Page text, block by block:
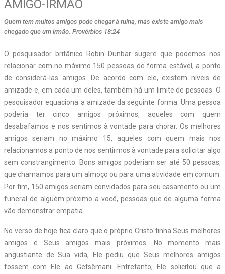
AMIGO-IRMÃO
Quem tem muitos amigos pode chegar à ruína, mas existe amigo mais
chegado que um irmão. Provérbios 18:24
O pesquisador britânico Robin Dunbar sugere que podemos nos
relacionar com no máximo 150 pessoas de forma estável, a ponto
de considerá-las amigos. De acordo com ele, existem níveis de
amizade e, em cada um deles, também há um limite de pessoas. O
pesquisador equaciona a amizade da seguinte forma: Uma pessoa
poderia ter cinco amigos próximos, aqueles com quem
desabafamos e nos sentimos à vontade para chorar. Os melhores
amigos seriam no máximo 15, aqueles com quem mais nos
relacionamos a ponto de nos sentirmos à vontade para solicitar algo
sem constrangimento. Bons amigos poderiam ser até 50 pessoas,
que chamamos para um almoço ou para uma atividade em comum.
Por fim, 150 amigos seriam convidados para seu casamento ou um
funeral de alguém próximo a você, pessoas que de alguma forma
vão demonstrar empatia.
No verso de hoje fica claro que o próprio Cristo tinha Seus melhores
amigos e Seus amigos mais próximos. No momento mais
angustiante de Sua vida, Ele pediu que Seus melhores amigos
fossem com Ele ao Getsêmani. Entretanto, Ele solicitou que a